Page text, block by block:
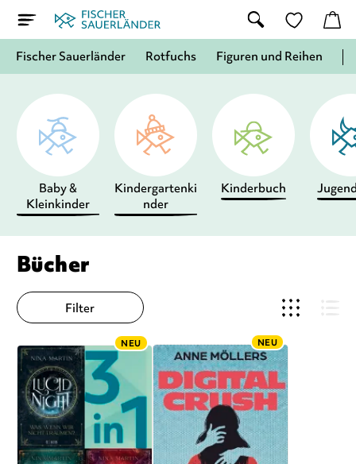
Fischer Sauerländer Rotfuchs Figuren und Reihen
Bücher
Baby &
Kleinkinder
Kindergartenki
nder
Kinderbuch
Filter
NEU NEU